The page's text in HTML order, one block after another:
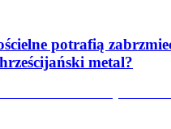
potrafią
metal?